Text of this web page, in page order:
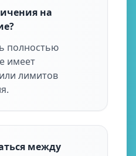
на
полностью
имеет
лимитов
между